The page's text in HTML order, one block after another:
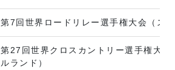
第7回世界ロードリレー選手権大会（ス
第27回世界クロスカントリー選手権大会
ルランド）